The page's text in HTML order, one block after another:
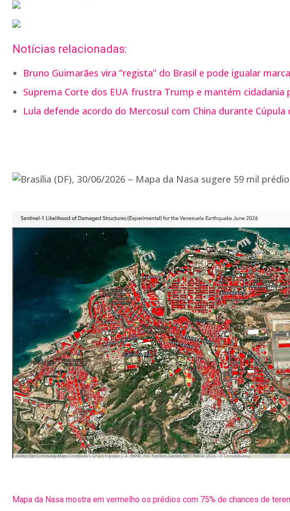
Notícias relacionadas:
Bruno Guimarães vira “regista” do Brasil e pode igualar
Suprema Corte dos EUA frustra Trump e mantém cidadania
Lula defende acordo do Mercosul com China durante Cúpula
Mapa da Nasa mostra em vermelho os prédios com 75% de chances de